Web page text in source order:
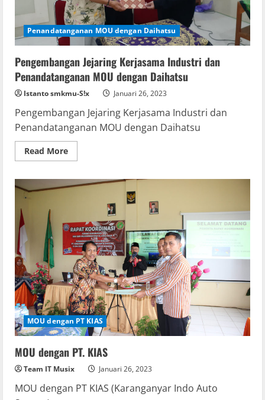
Penandatanganan MOU dengan Daihatsu
Pengembangan Jejaring Kerjasama Industri dan
Penandatanganan MOU dengan Daihatsu
Istanto smkmu-S!x Januari 26, 2023
Pengembangan Jejaring Kerjasama Industri dan
Penandatanganan MOU dengan Daihatsu
Read MoreRead
more
Jejaring
Kerjasama
Penandatanganan
MOU
dengan
Daihatsu
MOU dengan PT KIAS
MOU dengan PT. KIAS
Team IT Musix Januari 26, 2023
MOU dengan PT KIAS (Karanganyar Indo Auto